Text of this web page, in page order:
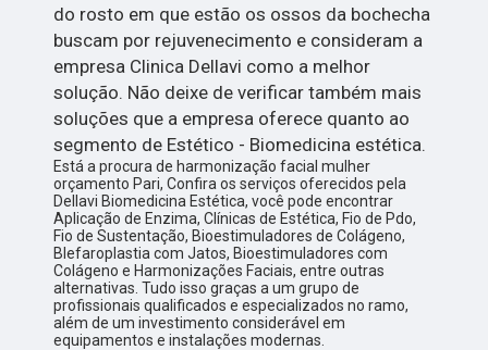
do rosto em que estão os ossos da bochecha
buscam por rejuvenecimento e consideram a
empresa Clinica Dellavi como a melhor
solução. Não deixe de verificar também mais
soluções que a empresa oferece quanto ao
segmento de Estético - Biomedicina estética.
Está a procura de harmonização facial mulher
orçamento Pari, Confira os serviços oferecidos pela
Dellavi Biomedicina Estética, você pode encontrar
Aplicação de Enzima, Clínicas de Estética, Fio de Pdo,
Fio de Sustentação, Bioestimuladores de Colágeno,
Blefaroplastia com Jatos, Bioestimuladores com
Colágeno e Harmonizações Faciais, entre outras
alternativas. Tudo isso graças a um grupo de
profissionais qualificados e especializados no ramo,
além de um investimento considerável em
equipamentos e instalações modernas.